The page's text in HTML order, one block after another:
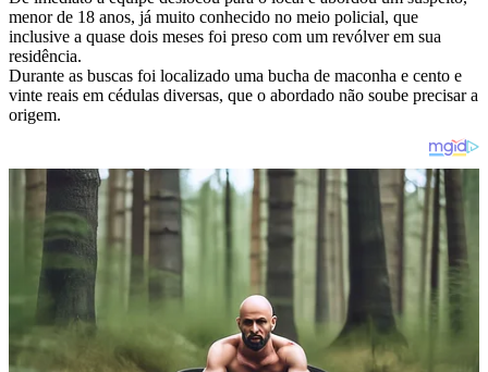
menor de 18 anos, já muito conhecido no meio policial, que
inclusive a quase dois meses foi preso com um revólver em sua
residência.
Durante as buscas foi localizado uma bucha de maconha e cento e
vinte reais em cédulas diversas, que o abordado não soube precisar a
origem.